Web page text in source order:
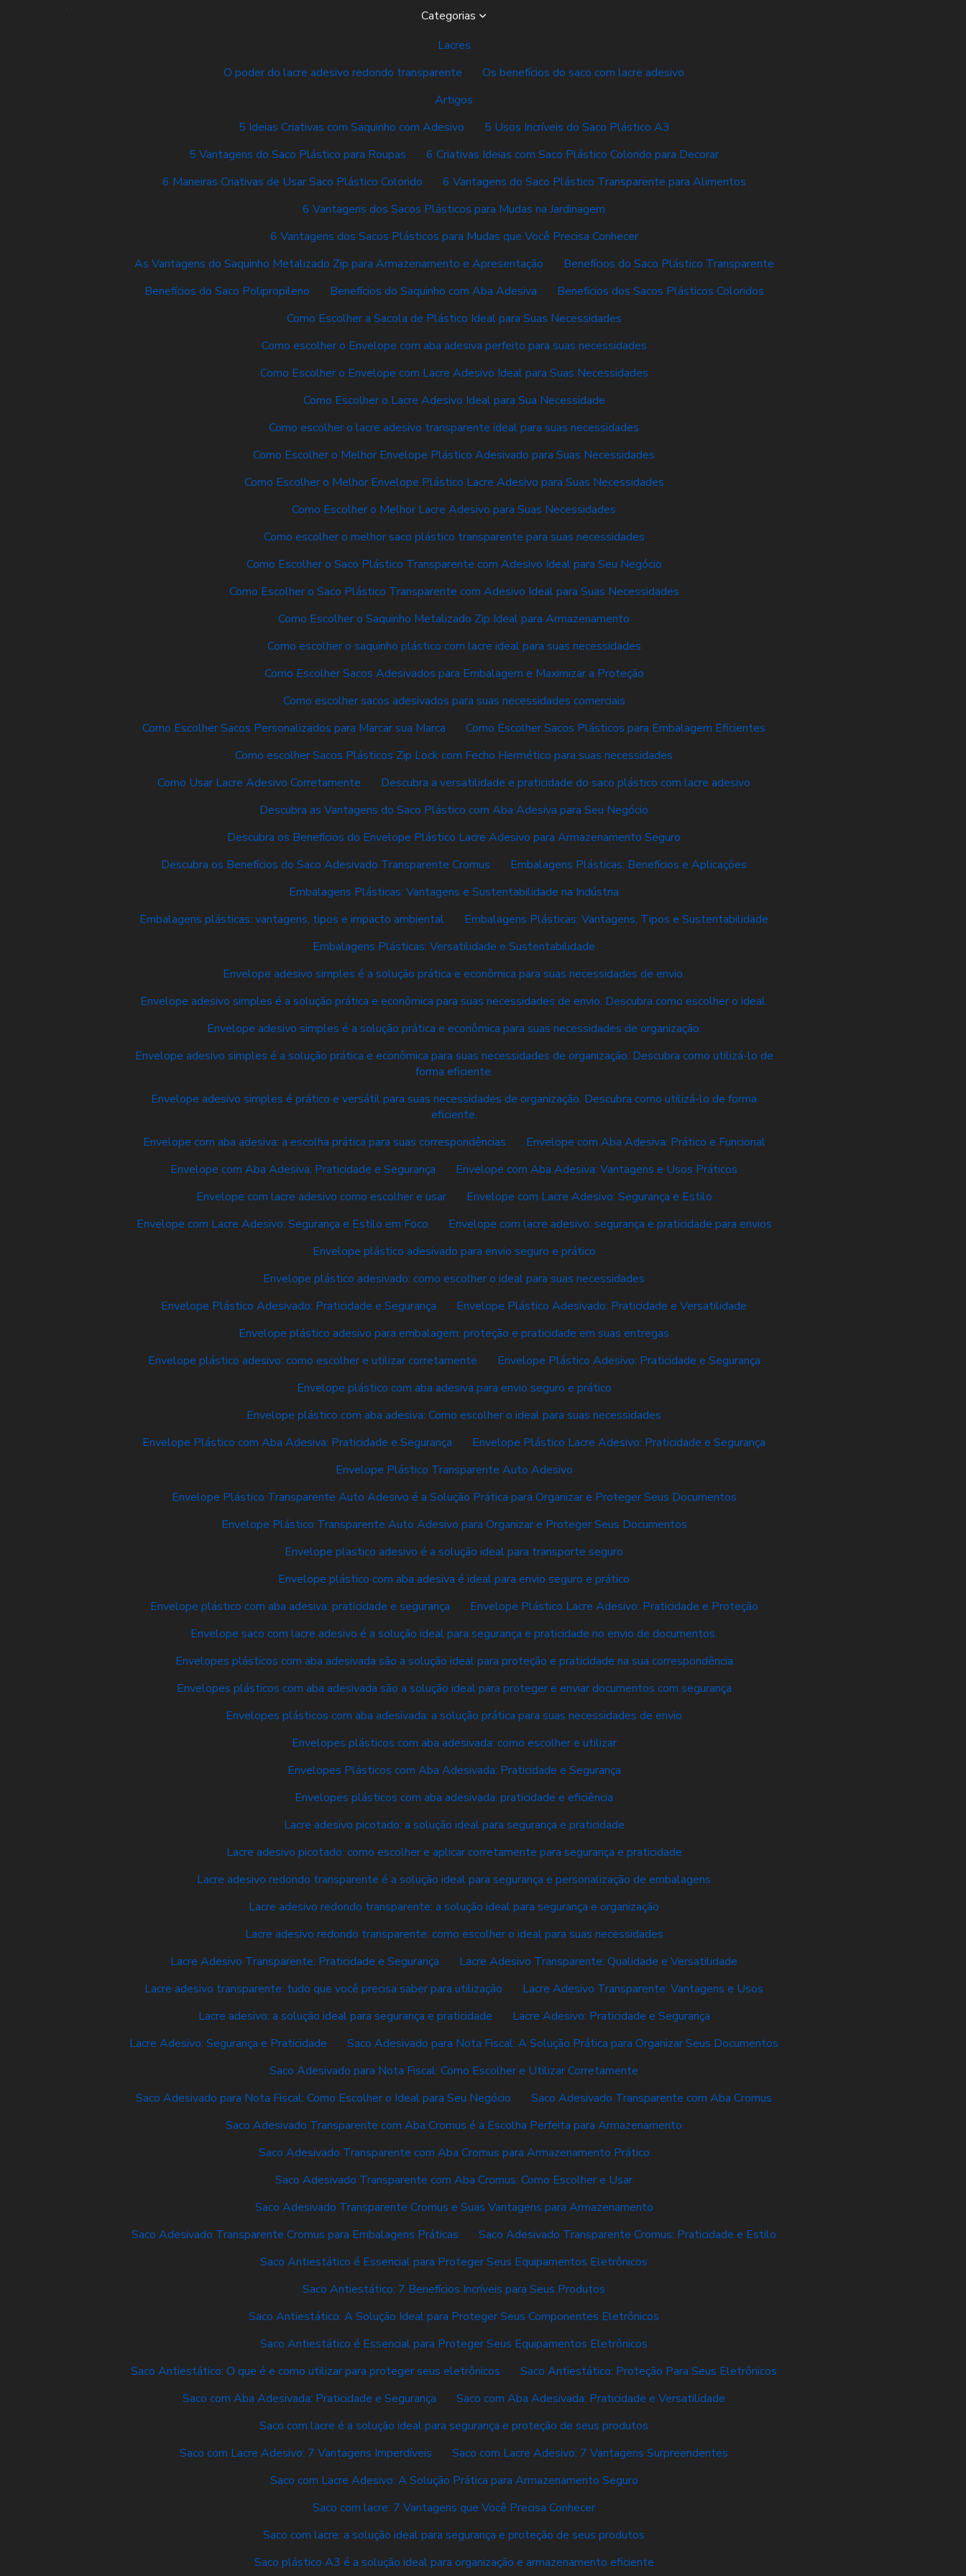
Categorias
Lacres
O poder do lacre adesivo redondo transparente
Os benefícios do saco com lacre adesivo
Artigos
5 Ideias Criativas com Saquinho com Adesivo
5 Usos Incríveis do Saco Plástico A3
5 Vantagens do Saco Plástico para Roupas
6 Criativas Ideias com Saco Plástico Colorido para Decorar
6 Maneiras Criativas de Usar Saco Plástico Colorido
6 Vantagens do Saco Plástico Transparente para Alimentos
6 Vantagens dos Sacos Plásticos para Mudas na Jardinagem
6 Vantagens dos Sacos Plásticos para Mudas que Você Precisa Conhecer
As Vantagens do Saquinho Metalizado Zip para Armazenamento e Apresentação
Benefícios do Saco Plástico Transparente
Benefícios do Saco Polipropileno
Benefícios do Saquinho com Aba Adesiva
Benefícios dos Sacos Plásticos Coloridos
Como Escolher a Sacola de Plástico Ideal para Suas Necessidades
Como escolher o Envelope com aba adesiva perfeito para suas necessidades
Como Escolher o Envelope com Lacre Adesivo Ideal para Suas Necessidades
Como Escolher o Lacre Adesivo Ideal para Sua Necessidade
Como escolher o lacre adesivo transparente ideal para suas necessidades
Como Escolher o Melhor Envelope Plástico Adesivado para Suas Necessidades
Como Escolher o Melhor Envelope Plástico Lacre Adesivo para Suas Necessidades
Como Escolher o Melhor Lacre Adesivo para Suas Necessidades
Como escolher o melhor saco plástico transparente para suas necessidades
Como Escolher o Saco Plástico Transparente com Adesivo Ideal para Seu Negócio
Como Escolher o Saco Plástico Transparente com Adesivo Ideal para Suas Necessidades
Como Escolher o Saquinho Metalizado Zip Ideal para Armazenamento
Como escolher o saquinho plástico com lacre ideal para suas necessidades
Como Escolher Sacos Adesivados para Embalagem e Maximizar a Proteção
Como escolher sacos adesivados para suas necessidades comerciais
Como Escolher Sacos Personalizados para Marcar sua Marca
Como Escolher Sacos Plásticos para Embalagem Eficientes
Como escolher Sacos Plásticos Zip Lock com Fecho Hermético para suas necessidades
Como Usar Lacre Adesivo Corretamente
Descubra a versatilidade e praticidade do saco plástico com lacre adesivo
Descubra as Vantagens do Saco Plástico com Aba Adesiva para Seu Negócio
Descubra os Benefícios do Envelope Plástico Lacre Adesivo para Armazenamento Seguro
Descubra os Benefícios do Saco Adesivado Transparente Cromus
Embalagens Plásticas: Benefícios e Aplicações
Embalagens Plásticas: Vantagens e Sustentabilidade na Indústria
Embalagens plásticas: vantagens, tipos e impacto ambiental
Embalagens Plásticas: Vantagens, Tipos e Sustentabilidade
Embalagens Plásticas: Versatilidade e Sustentabilidade
Envelope adesivo simples é a solução prática e econômica para suas necessidades de envio.
Envelope adesivo simples é a solução prática e econômica para suas necessidades de envio. Descubra como escolher o ideal.
Envelope adesivo simples é a solução prática e econômica para suas necessidades de organização.
Envelope adesivo simples é a solução prática e econômica para suas necessidades de organização. Descubra como utilizá-lo de
forma eficiente.
Envelope adesivo simples é prático e versátil para suas necessidades de organização. Descubra como utilizá-lo de forma
eficiente.
Envelope com aba adesiva: a escolha prática para suas correspondências
Envelope com Aba Adesiva: Prático e Funcional
Envelope com Aba Adesiva: Praticidade e Segurança
Envelope com Aba Adesiva: Vantagens e Usos Práticos
Envelope com lacre adesivo como escolher e usar
Envelope com Lacre Adesivo: Segurança e Estilo
Envelope com Lacre Adesivo: Segurança e Estilo em Foco
Envelope com lacre adesivo: segurança e praticidade para envios
Envelope plástico adesivado para envio seguro e prático
Envelope plástico adesivado: como escolher o ideal para suas necessidades
Envelope Plástico Adesivado: Praticidade e Segurança
Envelope Plástico Adesivado: Praticidade e Versatilidade
Envelope plástico adesivo para embalagem: proteção e praticidade em suas entregas
Envelope plástico adesivo: como escolher e utilizar corretamente
Envelope Plástico Adesivo: Praticidade e Segurança
Envelope plástico com aba adesiva para envio seguro e prático
Envelope plástico com aba adesiva: Como escolher o ideal para suas necessidades
Envelope Plástico com Aba Adesiva: Praticidade e Segurança
Envelope Plástico Lacre Adesivo: Praticidade e Segurança
Envelope Plástico Transparente Auto Adesivo
Envelope Plástico Transparente Auto Adesivo é a Solução Prática para Organizar e Proteger Seus Documentos
Envelope Plástico Transparente Auto Adesivo para Organizar e Proteger Seus Documentos
Envelope plastico adesivo é a solução ideal para transporte seguro
Envelope plástico com aba adesiva é ideal para envio seguro e prático
Envelope plástico com aba adesiva: praticidade e segurança
Envelope Plástico Lacre Adesivo: Praticidade e Proteção
Envelope saco com lacre adesivo é a solução ideal para segurança e praticidade no envio de documentos.
Envelopes plásticos com aba adesivada são a solução ideal para proteção e praticidade na sua correspondência
Envelopes plásticos com aba adesivada são a solução ideal para proteger e enviar documentos com segurança
Envelopes plásticos com aba adesivada: a solução prática para suas necessidades de envio
Envelopes plásticos com aba adesivada: como escolher e utilizar
Envelopes Plásticos com Aba Adesivada: Praticidade e Segurança
Envelopes plásticos com aba adesivada: praticidade e eficiência
Lacre adesivo picotado: a solução ideal para segurança e praticidade
Lacre adesivo picotado: como escolher e aplicar corretamente para segurança e praticidade
Lacre adesivo redondo transparente é a solução ideal para segurança e personalização de embalagens
Lacre adesivo redondo transparente: a solução ideal para segurança e organização
Lacre adesivo redondo transparente: como escolher o ideal para suas necessidades
Lacre Adesivo Transparente: Praticidade e Segurança
Lacre Adesivo Transparente: Qualidade e Versatilidade
Lacre adesivo transparente: tudo que você precisa saber para utilização
Lacre Adesivo Transparente: Vantagens e Usos
Lacre adesivo: a solução ideal para segurança e praticidade
Lacre Adesivo: Praticidade e Segurança
Lacre Adesivo: Segurança e Praticidade
Saco Adesivado para Nota Fiscal: A Solução Prática para Organizar Seus Documentos
Saco Adesivado para Nota Fiscal: Como Escolher e Utilizar Corretamente
Saco Adesivado para Nota Fiscal: Como Escolher o Ideal para Seu Negócio
Saco Adesivado Transparente com Aba Cromus
Saco Adesivado Transparente com Aba Cromus é a Escolha Perfeita para Armazenamento
Saco Adesivado Transparente com Aba Cromus para Armazenamento Prático
Saco Adesivado Transparente com Aba Cromus: Como Escolher e Usar
Saco Adesivado Transparente Cromus e Suas Vantagens para Armazenamento
Saco Adesivado Transparente Cromus para Embalagens Práticas
Saco Adesivado Transparente Cromus: Praticidade e Estilo
Saco Antiestático é Essencial para Proteger Seus Equipamentos Eletrônicos
Saco Antiestático: 7 Benefícios Incríveis para Seus Produtos
Saco Antiestático: A Solução Ideal para Proteger Seus Componentes Eletrônicos
Saco Antiestático é Essencial para Proteger Seus Equipamentos Eletrônicos
Saco Antiestático: O que é e como utilizar para proteger seus eletrônicos
Saco Antiestático: Proteção Para Seus Eletrônicos
Saco com Aba Adesivada: Praticidade e Segurança
Saco com Aba Adesivada: Praticidade e Versatilidade
Saco com lacre é a solução ideal para segurança e proteção de seus produtos
Saco com Lacre Adesivo: 7 Vantagens Imperdíveis
Saco com Lacre Adesivo: 7 Vantagens Surpreendentes
Saco com Lacre Adesivo: A Solução Prática para Armazenamento Seguro
Saco com lacre: 7 Vantagens que Você Precisa Conhecer
Saco com lacre: a solução ideal para segurança e proteção de seus produtos
Saco plástico A3 é a solução ideal para organização e armazenamento eficiente